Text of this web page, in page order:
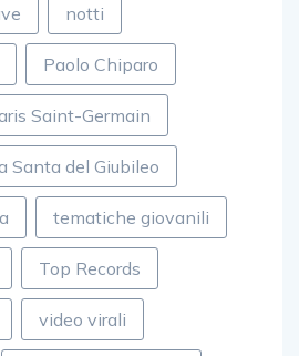
notti
Paolo Chiparo
Saint-Germain
Santa del Giubileo
tematiche giovanili
Top Records
video virali